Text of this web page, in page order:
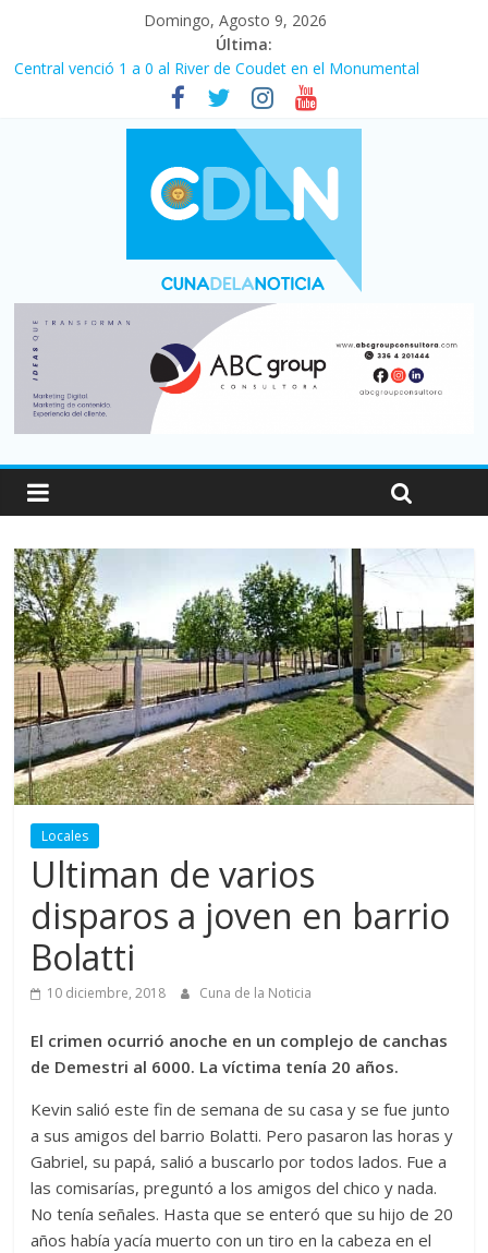
Domingo, Agosto 9, 2026
Última:
Central venció 1 a 0 al River de Coudet en el Monumental
La morosidad alcanzó su nivel más alto en dos décadas y ya
afecta a 400 mil deudores en Santa Fe
Desde que asumió Milei cerraron 41.000 kioscos: el sector
denuncia crisis como en 2001
Vacaciones de invierno con más movimiento y consumo
turístico: 4,6 millones de personas viajaron por el país, un 5,9%
Fuerte caída de la venta de autos usados en julio: bajó un 12,6%
Locales
Ultiman de varios
disparos a joven en barrio
Bolatti
10 diciembre, 2018 Cuna de la Noticia
El crimen ocurrió anoche en un complejo de canchas
de Demestri al 6000. La víctima tenía 20 años.
Kevin salió este fin de semana de su casa y se fue junto
a sus amigos del barrio Bolatti. Pero pasaron las horas y
Gabriel, su papá, salió a buscarlo por todos lados. Fue a
las comisarías, preguntó a los amigos del chico y nada.
No tenía señales. Hasta que se enteró que su hijo de 20
años había yacía muerto con un tiro en la cabeza en el